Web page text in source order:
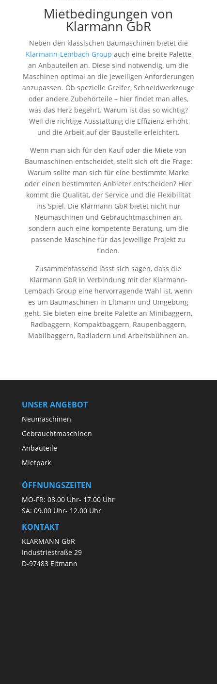
Mietbedingungen von
Klarmann GbR
Neben den klassischen Baumaschinen bietet die
Klarmann-Lembach Group auch eine breite Palette
an Anbauteilen an. Diese sind notwendig, um die
Maschinen optimal an die jeweiligen Anforderungen
anzupassen. Ob spezielle Greifer, Schneidwerkzeuge
oder andere Zubehörteile – hier findet man alles,
was das Herz begehrt. Warum ist das so wichtig?
Weil die richtige Ausstattung die Effizienz erhöht
und die Arbeit auf der Baustelle erleichtert.
Wenn man sich für den Kauf oder die Miete von
Baumaschinen entscheidet, stellt sich oft die Frage:
Warum sollte man sich für eine bestimmte Marke
oder einen bestimmten Anbieter entscheiden? Hier
kommt die Qualität, der Service und die Flexibilität
ins Spiel. Die Klarmann GbR bietet nicht nur
Neumaschinen und Gebrauchtmaschinen an,
sondern auch eine kompetente Beratung, um die
passende Maschine für das jeweilige Projekt zu
finden.
Zusammenfassend lässt sich sagen, dass die
Klarmann GbR in Verbindung mit der Klarmann-
Lembach Group eine hervorragende Wahl ist, wenn
es um Baumaschinen in Eltmann und Umgebung
geht. Sie bieten eine breite Palette an Minibaggern,
Radbaggern, Kompaktbaggern, Raupenbaggern,
Mobilbaggern, Radladern und Arbeitsbühnen an.
UNSER ANGEBOT
Neumaschinen
Gebrauchtmaschinen
Anbauteile
Mietpark
ÖFFNUNGSZEITEN
MO-FR: 08.00 Uhr- 17.00 Uhr
SA: 09.00 Uhr- 12.00 Uhr
KONTAKT
KLARMANN GbR
Industriestraße 29
D-97483 Eltmann